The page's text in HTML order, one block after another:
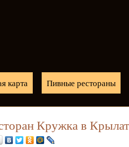
карта Пивные рестораны
Кружка в